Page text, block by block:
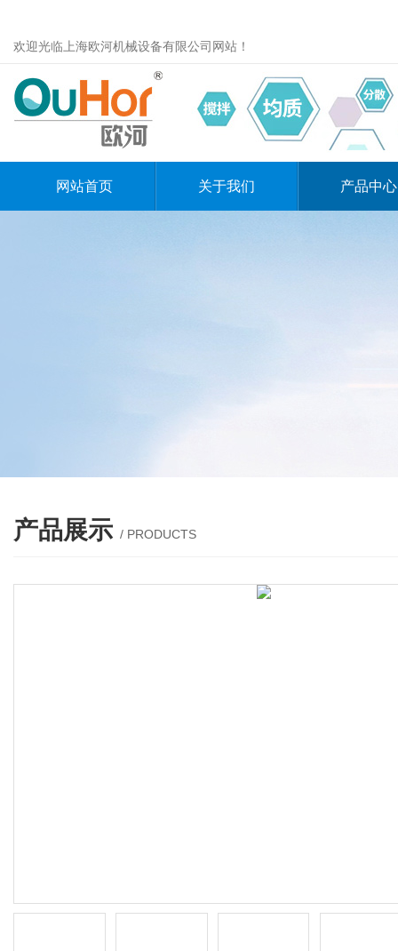
欢迎光临上海欧河机械设备有限公司网站！
网站首页 关于我们 产品中心
产品展示 / PRODUCTS